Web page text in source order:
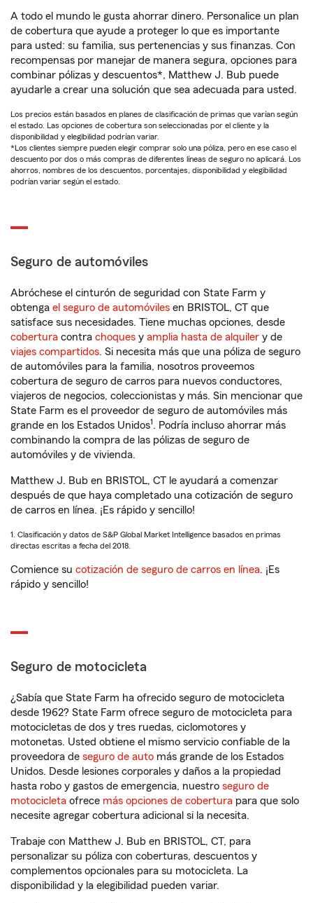
A todo el mundo le gusta ahorrar dinero. Personalice un plan
de cobertura que ayude a proteger lo que es importante
para usted: su familia, sus pertenencias y sus finanzas. Con
recompensas por manejar de manera segura, opciones para
combinar pólizas y descuentos*, Matthew J. Bub puede
ayudarle a crear una solución que sea adecuada para usted.
Los precios están basados en planes de clasificación de primas que varían según
el estado. Las opciones de cobertura son seleccionadas por el cliente y la
disponibilidad y elegibilidad podrían variar.
*Los clientes siempre pueden elegir comprar solo una póliza, pero en ese caso el
descuento por dos o más compras de diferentes líneas de seguro no aplicará. Los
ahorros, nombres de los descuentos, porcentajes, disponibilidad y elegibilidad
podrían variar según el estado.
Seguro de automóviles
Abróchese el cinturón de seguridad con State Farm y
obtenga el seguro de automóviles en BRISTOL, CT que
satisface sus necesidades. Tiene muchas opciones, desde
cobertura contra choques y amplia hasta de alquiler y de
viajes compartidos. Si necesita más que una póliza de seguro
de automóviles para la familia, nosotros proveemos
cobertura de seguro de carros para nuevos conductores,
viajeros de negocios, coleccionistas y más. Sin mencionar que
State Farm es el proveedor de seguro de automóviles más
grande en los Estados Unidos1. Podría incluso ahorrar más
combinando la compra de las pólizas de seguro de
automóviles y de vivienda.
Matthew J. Bub en BRISTOL, CT le ayudará a comenzar
después de que haya completado una cotización de seguro
de carros en línea. ¡Es rápido y sencillo!
1. Clasificación y datos de S&P Global Market Intelligence basados en primas
directas escritas a fecha del 2018.
Comience su cotización de seguro de carros en línea. ¡Es
rápido y sencillo!
Seguro de motocicleta
¿Sabía que State Farm ha ofrecido seguro de motocicleta
desde 1962? State Farm ofrece seguro de motocicleta para
motocicletas de dos y tres ruedas, ciclomotores y
motonetas. Usted obtiene el mismo servicio confiable de la
proveedora de seguro de auto más grande de los Estados
Unidos. Desde lesiones corporales y daños a la propiedad
hasta robo y gastos de emergencia, nuestro seguro de
motocicleta ofrece más opciones de cobertura para que solo
necesite agregar cobertura adicional si la necesita.
Trabaje con Matthew J. Bub en BRISTOL, CT, para
personalizar su póliza con coberturas, descuentos y
complementos opcionales para su motocicleta. La
disponibilidad y la elegibilidad pueden variar.